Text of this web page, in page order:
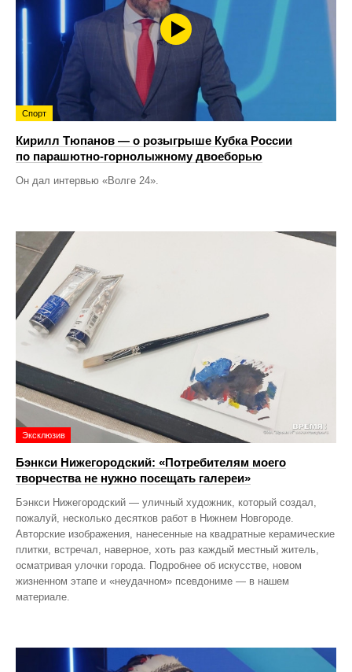
Спорт
Кирилл Тюпанов — о розыгрыше Кубка России
по парашютно-горнолыжному двоеборью
Он дал интервью «Волге 24».
Эксклюзив
Бэнкси Нижегородский: «Потребителям моего
творчества не нужно посещать галереи»
Бэнкси Нижегородский — уличный художник, который создал,
пожалуй, несколько десятков работ в Нижнем Новгороде.
Авторские изображения, нанесенные на квадратные керамические
плитки, встречал, наверное, хоть раз каждый местный житель,
осматривая улочки города. Подробнее об искусстве, новом
жизненном этапе и «неудачном» псевдониме — в нашем
материале.